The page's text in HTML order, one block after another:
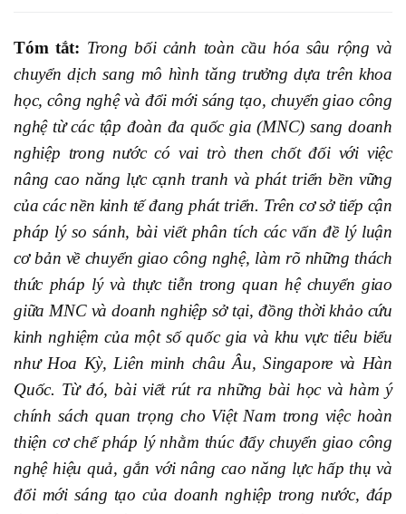
Tóm tắt: Trong bối cảnh toàn cầu hóa sâu rộng và
chuyển dịch sang mô hình tăng trưởng dựa trên khoa
học, công nghệ và đổi mới sáng tạo, chuyển giao công
nghệ từ các tập đoàn đa quốc gia (MNC) sang doanh
nghiệp trong nước có vai trò then chốt đối với việc
nâng cao năng lực cạnh tranh và phát triển bền vững
của các nền kinh tế đang phát triển. Trên cơ sở tiếp cận
pháp lý so sánh, bài viết phân tích các vấn đề lý luận
cơ bản về chuyển giao công nghệ, làm rõ những thách
thức pháp lý và thực tiễn trong quan hệ chuyển giao
giữa MNC và doanh nghiệp sở tại, đồng thời khảo cứu
kinh nghiệm của một số quốc gia và khu vực tiêu biểu
như Hoa Kỳ, Liên minh châu Âu, Singapore và Hàn
Quốc. Từ đó, bài viết rút ra những bài học và hàm ý
chính sách quan trọng cho Việt Nam trong việc hoàn
thiện cơ chế pháp lý nhằm thúc đẩy chuyển giao công
nghệ hiệu quả, gắn với nâng cao năng lực hấp thụ và
đổi mới sáng tạo của doanh nghiệp trong nước, đáp